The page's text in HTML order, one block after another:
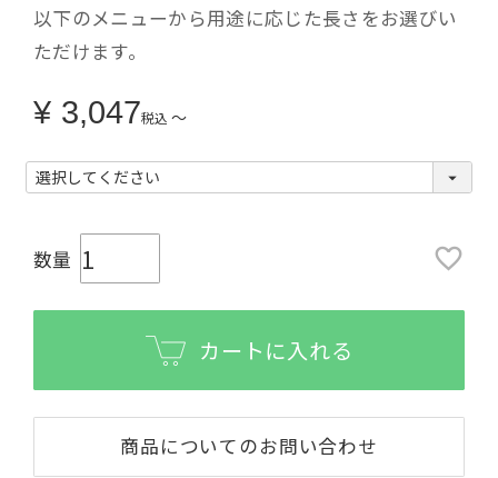
以下のメニューから用途に応じた長さをお選びい
ただけます。
¥ 3,047税込 〜
カートに入れる
商品についてのお問い合わせ